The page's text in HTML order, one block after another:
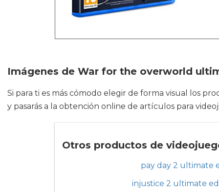
Imágenes de War for the overworld
Si para ti es más cómodo elegir de forma visual los
y pasarás a la obtención online de artículos para
Otros productos de
pay day 2 ultimate
injustice 2 ultimate